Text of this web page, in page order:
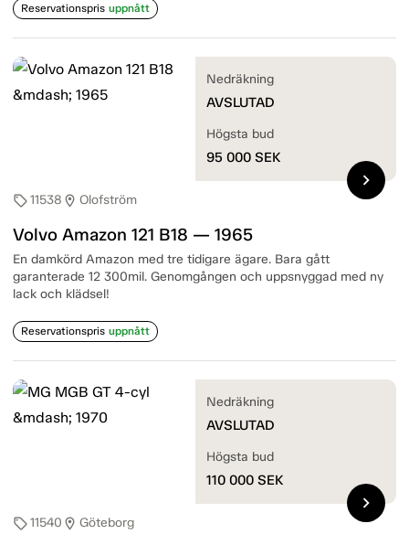
Reservationspris uppnått
sell11538 location_on Olofström
Volvo Amazon 121 B18 — 1965
En damkörd Amazon med tre tidigare ägare. Bara gått
garanterade 12 300mil. Genomgången och uppsnyggad med ny
lack och klädsel!
Reservationspris uppnått
Nedräkning
AVSLUTAD
Högsta bud
95 000 SEK
chevron_right
sell11540 location_on Göteborg
Nedräkning
AVSLUTAD
Högsta bud
110 000 SEK
chevron_right